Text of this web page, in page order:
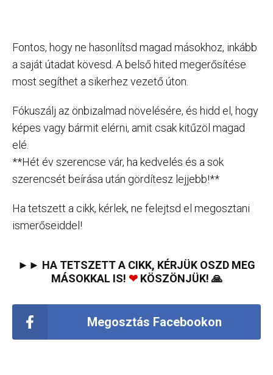
Fontos, hogy ne hasonlítsd magad másokhoz, inkább
a saját útadat kövesd. A belső hited megerősítése
most segíthet a sikerhez vezető úton.
Fókuszálj az önbizalmad növelésére, és hidd el, hogy
képes vagy bármit elérni, amit csak kitűzöl magad
elé.
**Hét év szerencse vár, ha kedvelés és a sok
szerencsét beírása után gördítesz lejjebb!**
Ha tetszett a cikk, kérlek, ne felejtsd el megosztani
ismerőseiddel!
►► HA TETSZETT A CIKK, KÉRJÜK OSZD MEG
MÁSOKKAL IS! ❤KÖSZÖNJÜK! 🙏
Megosztás Facebookon